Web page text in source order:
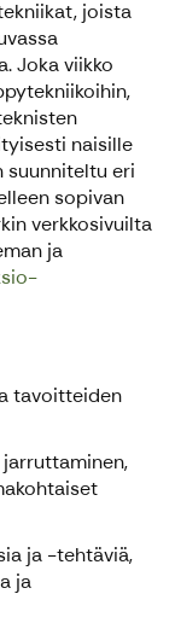
joista
Joka viikko
naisille
suunniteltu eri
sopivan
verkkosivuilta
ja
tavoitteiden
ja -tehtäviä,
ja